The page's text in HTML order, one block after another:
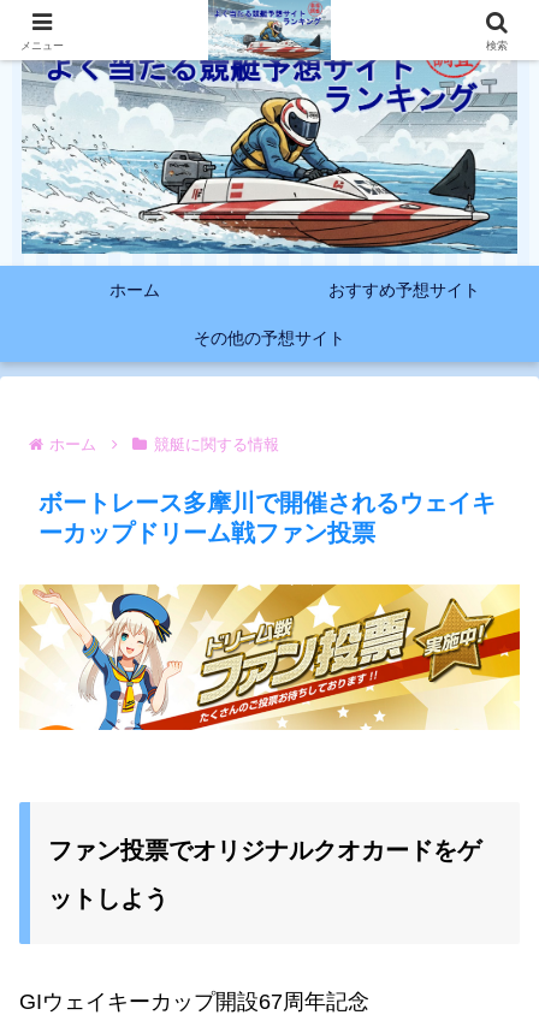
ホーム おすすめ予想サイト
その他の予想サイト
ホーム 競艇に関する情報
ボートレース多摩川で開催されるウェイキ
ーカップドリーム戦ファン投票
ファン投票でオリジナルクオカードをゲ
ットしよう
GIウェイキーカップ開設67周年記念
メニュー 検索